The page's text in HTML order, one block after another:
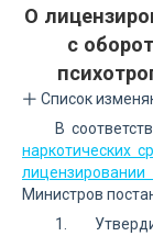
О
с
Список
В
наркотических
Министров
1.